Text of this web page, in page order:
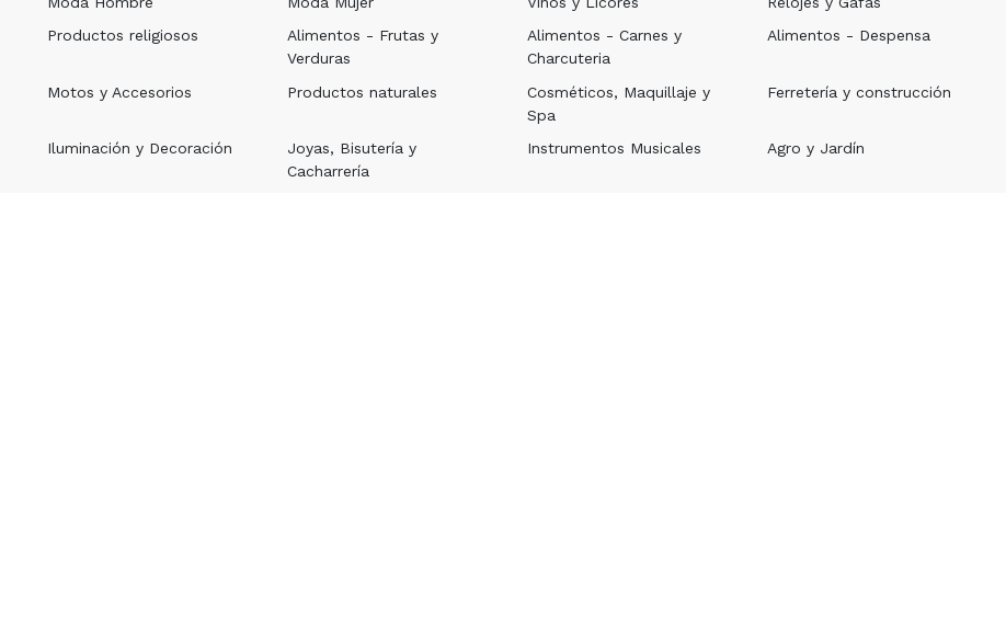
Productos religiosos
Alimentos - Frutas y
Verduras
Alimentos - Carnes y
Charcuteria
Alimentos - Despensa
Motos y Accesorios Productos naturales
Cosméticos, Maquillaje y
Spa
Ferretería y construcción
Iluminación y Decoración
Joyas, Bisutería y
Cacharrería
Instrumentos Musicales Agro y Jardín